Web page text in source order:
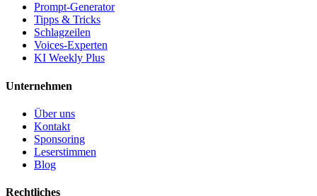
Prompt-Generator
Tipps & Tricks
Schlagzeilen
Voices-Experten
KI Weekly Plus
Unternehmen
Über uns
Kontakt
Sponsoring
Leserstimmen
Blog
Rechtliches